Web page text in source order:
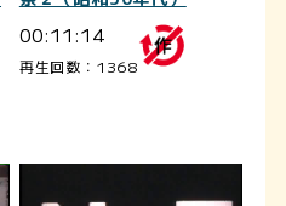
00:11:14
再生回数：1368